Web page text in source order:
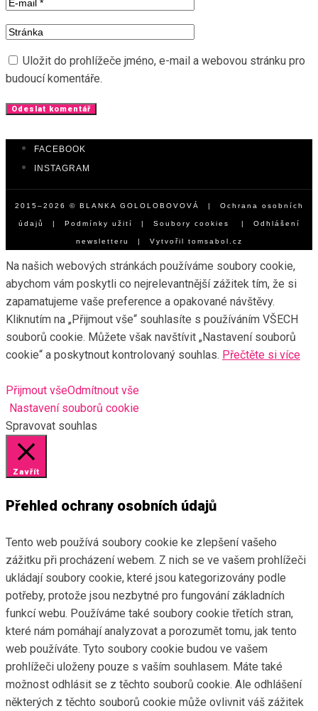
Uložit do prohlížeče jméno, e-mail a webovou stránku pro
budoucí komentáře.
FACEBOOK
INSTAGRAM
2015–2026 © BLANKA GOLOLOBOVOVÁ | Ochrana osobních
údajů Podmínky užití Soubory cookies Odhlášení
newsletteru | Vytvořil tomsabol.cz
Na našich webových stránkách používáme soubory cookie,
abychom vám poskytli co nejrelevantnější zážitek tím, že si
zapamatujeme vaše preference a opakované návštěvy.
Kliknutím na „Přijmout vše“ souhlasíte s používáním VŠECH
souborů cookie. Můžete však navštívit „Nastavení souborů
cookie“ a poskytnout kontrolovaný souhlas. Přečtěte si více
Přijmout všeOdmítnout vše
Nastavení souborů cookie
Spravovat souhlas
Zavřít
Přehled ochrany osobních údajů
Tento web používá soubory cookie ke zlepšení vašeho
zážitku při procházení webem. Z nich se ve vašem prohlížeči
ukládají soubory cookie, které jsou kategorizovány podle
potřeby, protože jsou nezbytné pro fungování základních
funkcí webu. Používáme také soubory cookie třetích stran,
které nám pomáhají analyzovat a porozumět tomu, jak tento
web používáte. Tyto soubory cookie budou ve vašem
prohlížeči uloženy pouze s vaším souhlasem. Máte také
možnost odhlásit se z těchto souborů cookie. Ale odhlášení
některých z těchto souborů cookie může ovlivnit váš zážitek